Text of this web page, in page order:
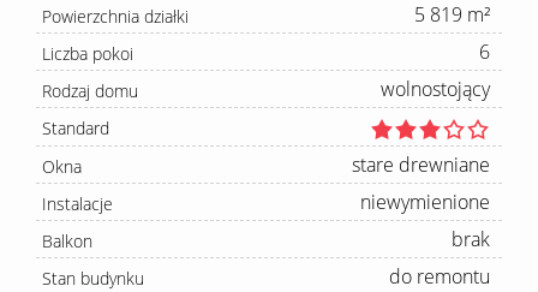
Powierzchnia działki 5 819 m²
Liczba pokoi 6
Rodzaj domu wolnostojący
Standard
Okna
stare drewniane
Instalacje niewymienione
Balkon brak
Stan budynku do remontu